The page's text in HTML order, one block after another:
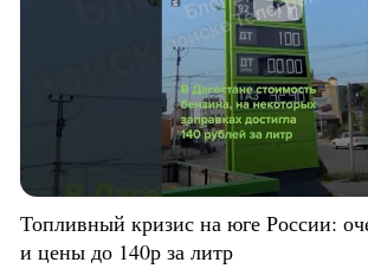
Топливный кризис на юге России:
и цены до 140р за литр